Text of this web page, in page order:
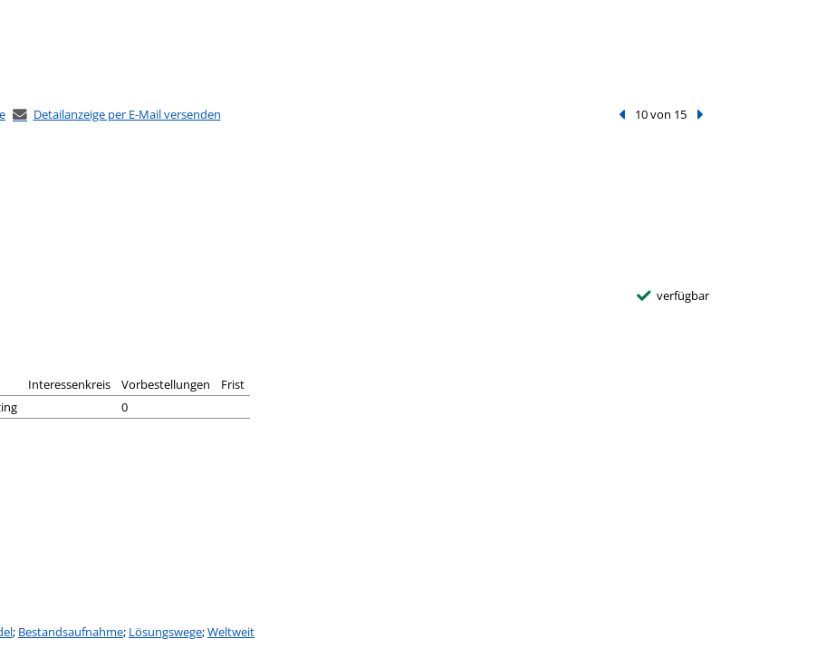
Detailanzeige per E-Mail versenden Vorheriger Treffer
10 von 15 Nächster Treffer
verfügbar
Interessenkreis Vorbestellungen
Frist
0
; Bestandsaufnahme; Lösungswege;Weltweit